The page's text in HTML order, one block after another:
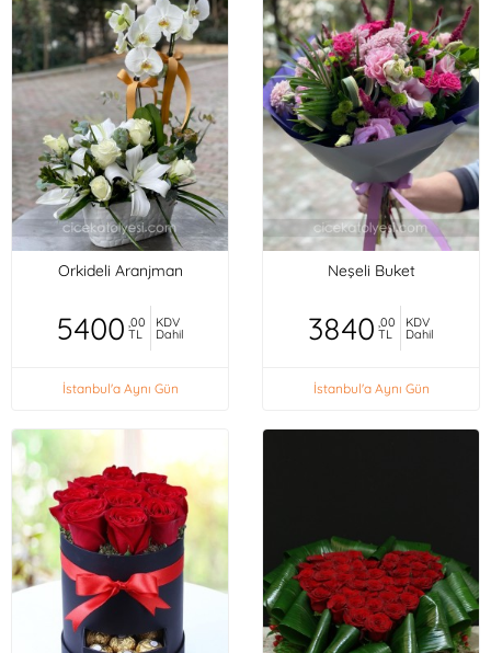
Orkideli Aranjman
5400 ,00
TL
KDV
Dahil
İstanbul'a Aynı Gün
Neşeli Buket
3840 ,00
TL
KDV
Dahil
İstanbul'a Aynı Gün